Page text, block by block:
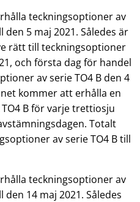
teckningsoptioner av
5 maj 2021. Således är
rätt till teckningsoptioner
och första dag för handel
av serie TO4 B den 4
kommer att erhålla en
B för varje trettiosju
Totalt
av serie TO4 B till
teckningsoptioner av
14 maj 2021. Således